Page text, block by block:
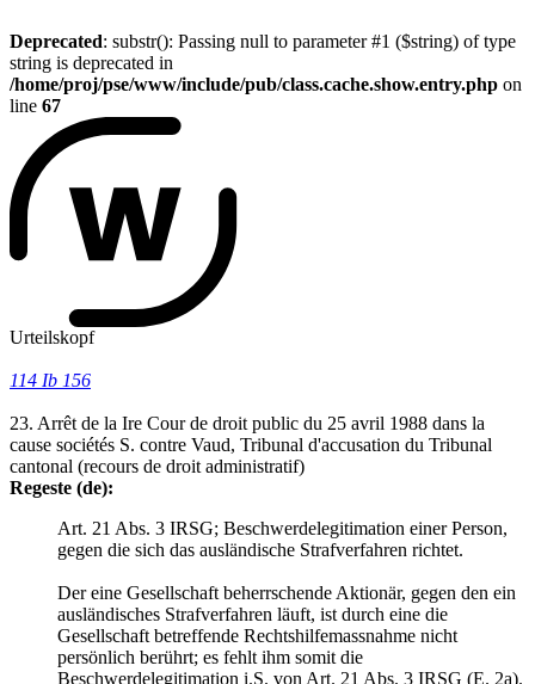
Deprecated: substr(): Passing null to parameter #1 ($string) of type
string is deprecated in
/home/proj/pse/www/include/pub/class.cache.show.entry.php on
line 67
Urteilskopf
114 Ib 156
23. Arrêt de la Ire Cour de droit public du 25 avril 1988 dans la
cause sociétés S. contre Vaud, Tribunal d'accusation du Tribunal
cantonal (recours de droit administratif)
Regeste (de):
Art. 21 Abs. 3 IRSG; Beschwerdelegitimation einer Person,
gegen die sich das ausländische Strafverfahren richtet.
Der eine Gesellschaft beherrschende Aktionär, gegen den ein
ausländisches Strafverfahren läuft, ist durch eine die
Gesellschaft betreffende Rechtshilfemassnahme nicht
persönlich berührt; es fehlt ihm somit die
Beschwerdelegitimation i.S. von Art. 21 Abs. 3 IRSG (E. 2a).